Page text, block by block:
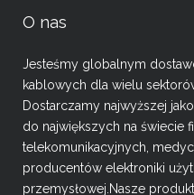
O nas
Jesteśmy globalnym
kablowych dla wielu
Dostarczamy najwyższej
do największych na świecie
telekomunikacyjnych,
producentów elektroniki
przemysłowej.Nasze